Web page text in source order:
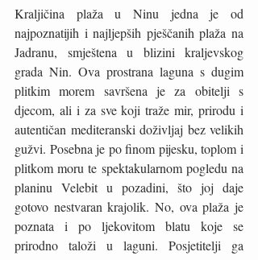
Kraljičina plaža u Ninu jedna je od
najpoznatijih i najljepših pješčanih plaža na
Jadranu, smještena u blizini kraljevskog
grada Nin. Ova prostrana laguna s dugim
plitkim morem savršena je za obitelji s
djecom, ali i za sve koji traže mir, prirodu i
autentičan mediteranski doživljaj bez velikih
gužvi. Posebna je po finom pijesku, toplom i
plitkom moru te spektakularnom pogledu na
planinu Velebit u pozadini, što joj daje
gotovo nestvaran krajolik. No, ova plaža je
poznata i po ljekovitom blatu koje se
prirodno taloži u laguni. Posjetitelji ga